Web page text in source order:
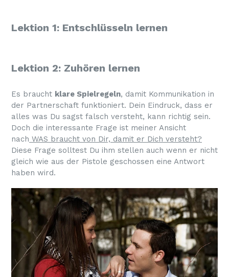
Lektion 1: Entschlüsseln lernen
Lektion 2: Zuhören lernen
Es braucht klare Spielregeln, damit Kommunikation in
der Partnerschaft funktioniert. Dein Eindruck, dass er
alles was Du sagst falsch versteht, kann richtig sein.
Doch die interessante Frage ist meiner Ansicht
nach WAS braucht von Dir, damit er Dich versteht?
Diese Frage solltest Du ihm stellen auch wenn er nicht
gleich wie aus der Pistole geschossen eine Antwort
haben wird.